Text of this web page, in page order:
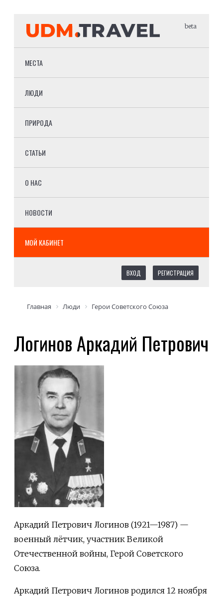
beta
МЕСТА
ЛЮДИ
ПРИРОДА
СТАТЬИ
О НАС
НОВОСТИ
МОЙ КАБИНЕТ
ВХОД РЕГИСТРАЦИЯ
Главная Люди Герои Советского Союза
Логинов Аркадий Петрович
Аркадий Петрович Логинов (1921—1987) —
военный лётчик, участник Великой
Отечественной войны, Герой Советского
Союза.
Аркадий Петрович Логинов родился 12 ноября